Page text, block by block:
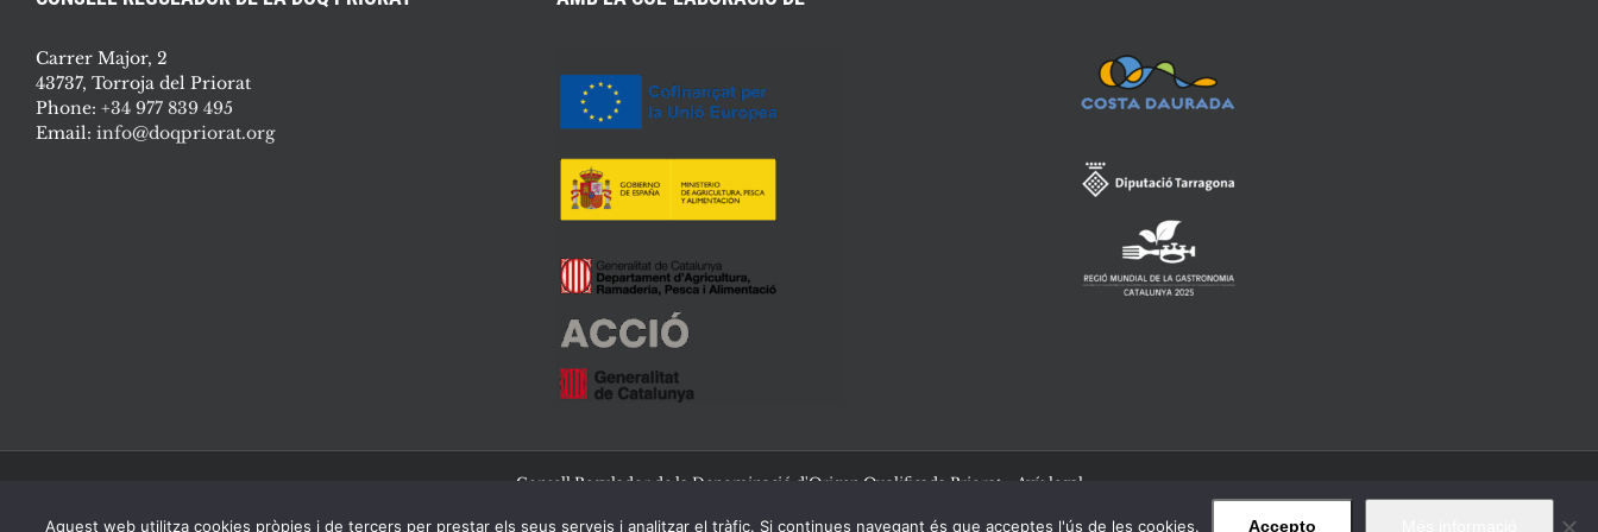
Carrer Major, 2
43737, Torroja del Priorat
Phone: +34 977 839 495
Email: info@doqpriorat.org
Consell Regulador de la Denominació d'Origen Qualificada Priorat - Avís legal
Aquest web utilitza cookies pròpies i de tercers per prestar els seus serveis i analitzar el tràfic. Si continues navegant és que acceptes l'ús de les cookies. Accepto